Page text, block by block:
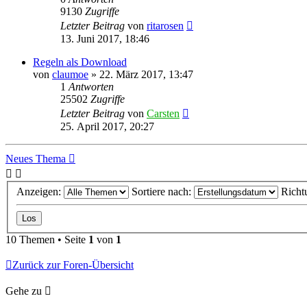
9130 Zugriffe
Letzter Beitrag von ritarosen
13. Juni 2017, 18:46
Regeln als Download
von claumoe » 22. März 2017, 13:47
1 Antworten
25502 Zugriffe
Letzter Beitrag von Carsten
25. April 2017, 20:27
Neues Thema
Anzeigen: Sortiere nach:
10 Themen • Seite 1 von 1
Zurück zur Foren-Übersicht
Gehe zu